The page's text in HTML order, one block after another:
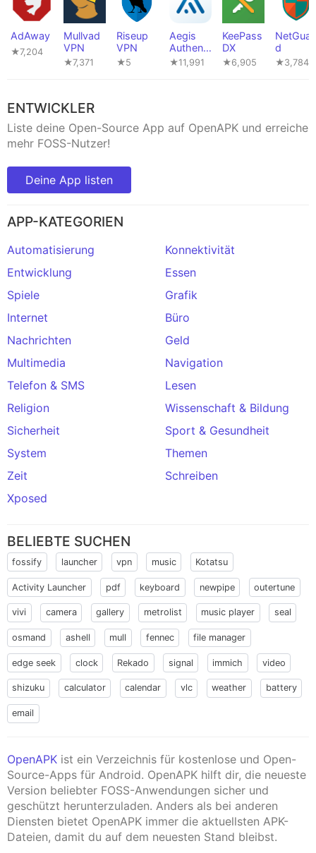
AdAway
★7,204
Mullvad
VPN
★7,371
Riseup
VPN
★5
Aegis
Authenti
cator
★11,991
KeePass
DX
★6,905
NetGuar
d
★3,784
ENTWICKLER
Liste deine Open-Source App auf OpenAPK und erreiche
mehr FOSS-Nutzer!
Deine App listen
APP-KATEGORIEN
Automatisierung
Konnektivität
Entwicklung
Essen
Spiele
Grafik
Internet
Büro
Nachrichten
Geld
Multimedia
Navigation
Telefon & SMS
Lesen
Religion
Wissenschaft & Bildung
Sicherheit
Sport & Gesundheit
System
Themen
Zeit
Schreiben
Xposed
BELIEBTE SUCHEN
fossify launcher vpn music Kotatsu
Activity Launcher pdf keyboard newpipe outertune
vivi camera gallery metrolist music player seal
osmand ashell mull fennec file manager
edge seek clock Rekado signal immich video
shizuku calculator calendar vlc weather battery
email
OpenAPK ist ein Verzeichnis für kostenlose und Open-
Source-Apps für Android. OpenAPK hilft dir, die neueste
Version beliebter FOSS-Anwendungen sicher und
geschützt herunterzuladen. Anders als bei anderen
Diensten bietet OpenAPK immer die aktuellsten APK-
Dateien, damit du auf dem neuesten Stand bleibst.